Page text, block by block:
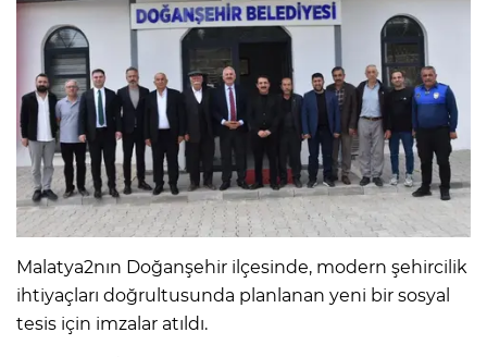
Malatya2nın Doğanşehir ilçesinde, modern şehircilik
ihtiyaçları doğrultusunda planlanan yeni bir sosyal
tesis için imzalar atıldı.